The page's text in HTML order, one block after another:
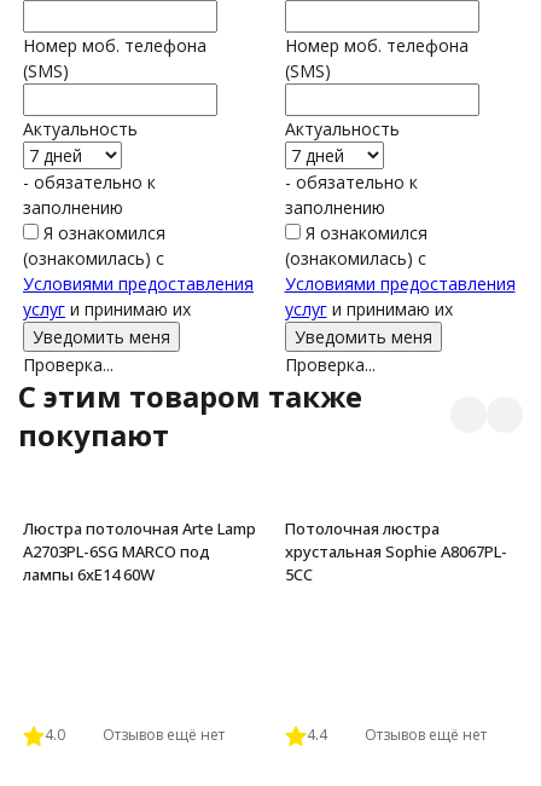
Номер моб. телефона
(SMS)
Актуальность
- обязательно к
заполнению
Я ознакомился
(ознакомилась) с
Условиями предоставления
услуг и принимаю их
Проверка...
Номер моб. телефона
(SMS)
Актуальность
- обязательно к
заполнению
Я ознакомился
(ознакомилась) с
Условиями предоставления
услуги принимаю их
Проверка...
C этим товаром также
покупают
Люстра потолочная Arte Lamp
A2703PL-6SG MARCO под
лампы 6xE14 60W
4.0 Отзывов ещё нет
Потолочная люстра
хрустальная Sophie A8067PL-
5CC
4.4 Отзывов ещё нет